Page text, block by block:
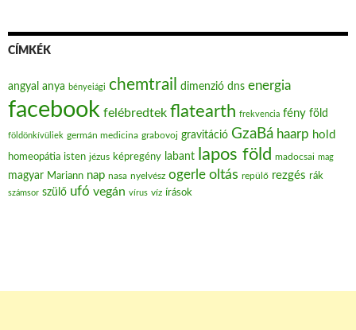
CÍMKÉK
angyal anya bényeiági chemtrail dimenzió dns energia
facebook felébredtek flatearth frekvencia fény föld
földönkívüliek germán medicina grabovoj gravitáció GzaBá haarp hold
homeopátia isten jézus képregény labant lapos föld madocsai mag
magyar Mariann nap nasa nyelvész ogerle oltás repülő rezgés rák
számsor szülő ufó vegán vírus víz írások